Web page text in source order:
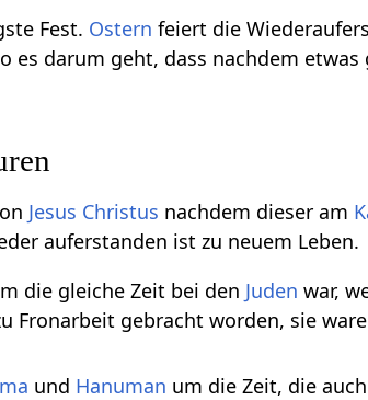
Fest. Ostern feiert die
es darum geht, dass nachdem
Jesus Christus nachdem dieser am
auferstanden ist zu neuem Leben.
die gleiche Zeit bei den Juden war,
Fronarbeit gebracht worden, sie
und Hanuman um die Zeit, die